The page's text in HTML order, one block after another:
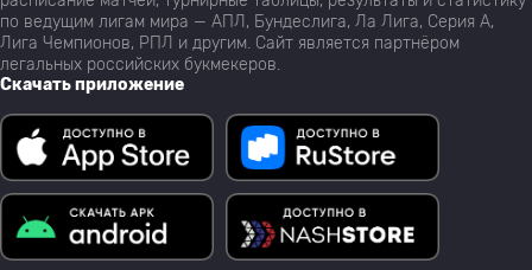
по ведущим лигам мира — АПЛ, Бундеслига, Ла Лига, Серия А,
Лига Чемпионов, РПЛ и другим. Сайт является партнёром
легальных российских букмекеров.
Скачать приложение